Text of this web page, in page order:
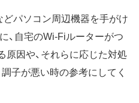
どパソコン周辺機器を手がけ
、自宅のWi-Fiルーターがつ
原因や、それらに応じた対処
子が悪い時の参考にしてく